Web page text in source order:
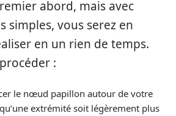
abord, mais avec
simples, vous serez en
en un rien de temps.
:
le nœud papillon autour de votre
extrémité soit légèrement plus